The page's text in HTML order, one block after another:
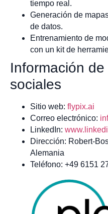
tiempo real.
Generación de
de datos.
Entrenamiento de
con un kit de
Información
sociales
Sitio web: flypix.ai
Correo electrónico:
LinkedIn:
Dirección: Robert-
Alemania
Teléfono: +49 6151